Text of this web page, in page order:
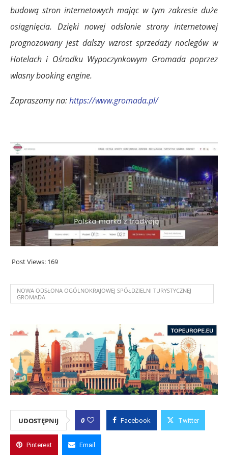
budową stron internetowych mając w tym zakresie duże
osiągnięcia. Dzięki nowej odsłonie strony internetowej
prognozowany jest dalszy wzrost sprzedaży noclegów w
Hotelach i Ośrodku Wypoczynkowym Gromada poprzez
własny booking engine.
Zapraszamy na:https://www.gromada.pl/
Post Views: 169
NOWA ODSŁONA OGÓLNOKRAJOWEJ SPÓŁDZIELNI TURYSTYCZNEJ
GROMADA
UDOSTĘPNIJ 0 Facebook Twitter
Pinterest Email